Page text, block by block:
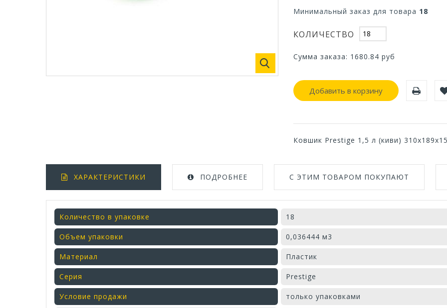
Минимальный заказ для товара 18
КОЛИЧЕСТВО
Сумма заказа: 1680.84 руб
Добавить в корзину
Ковшик Prestige 1,5 л (киви)
ХАРАКТЕРИСТИКИ ПОДРОБНЕЕ С ЭТИМ ТОВАРОМ ПОКУПАЮТ
Количество в упаковке 18
Объем упаковки 0,036444 м3
Материал Пластик
Серия Prestige
Условие продажи только упаковками